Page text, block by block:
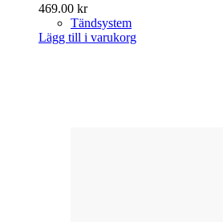
469.00 kr
Tändsystem
Lägg till i varukorg